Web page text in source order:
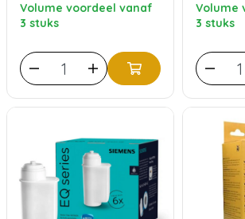
Volume voordeel vanaf
3 stuks
Volume
3 stuks